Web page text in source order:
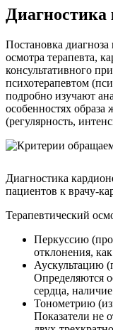
Диагностика
Постановка диагноза
осмотра терапевта,
консультативного
психотерапевтом
подробно изучают
особенностях
(регулярность,
Диагностика
пациентов к врачу-
Терапевтический
Перкуссию
отклонения,
Аускультацию
Определяются
сердца,
Тонометрию
Показатели не